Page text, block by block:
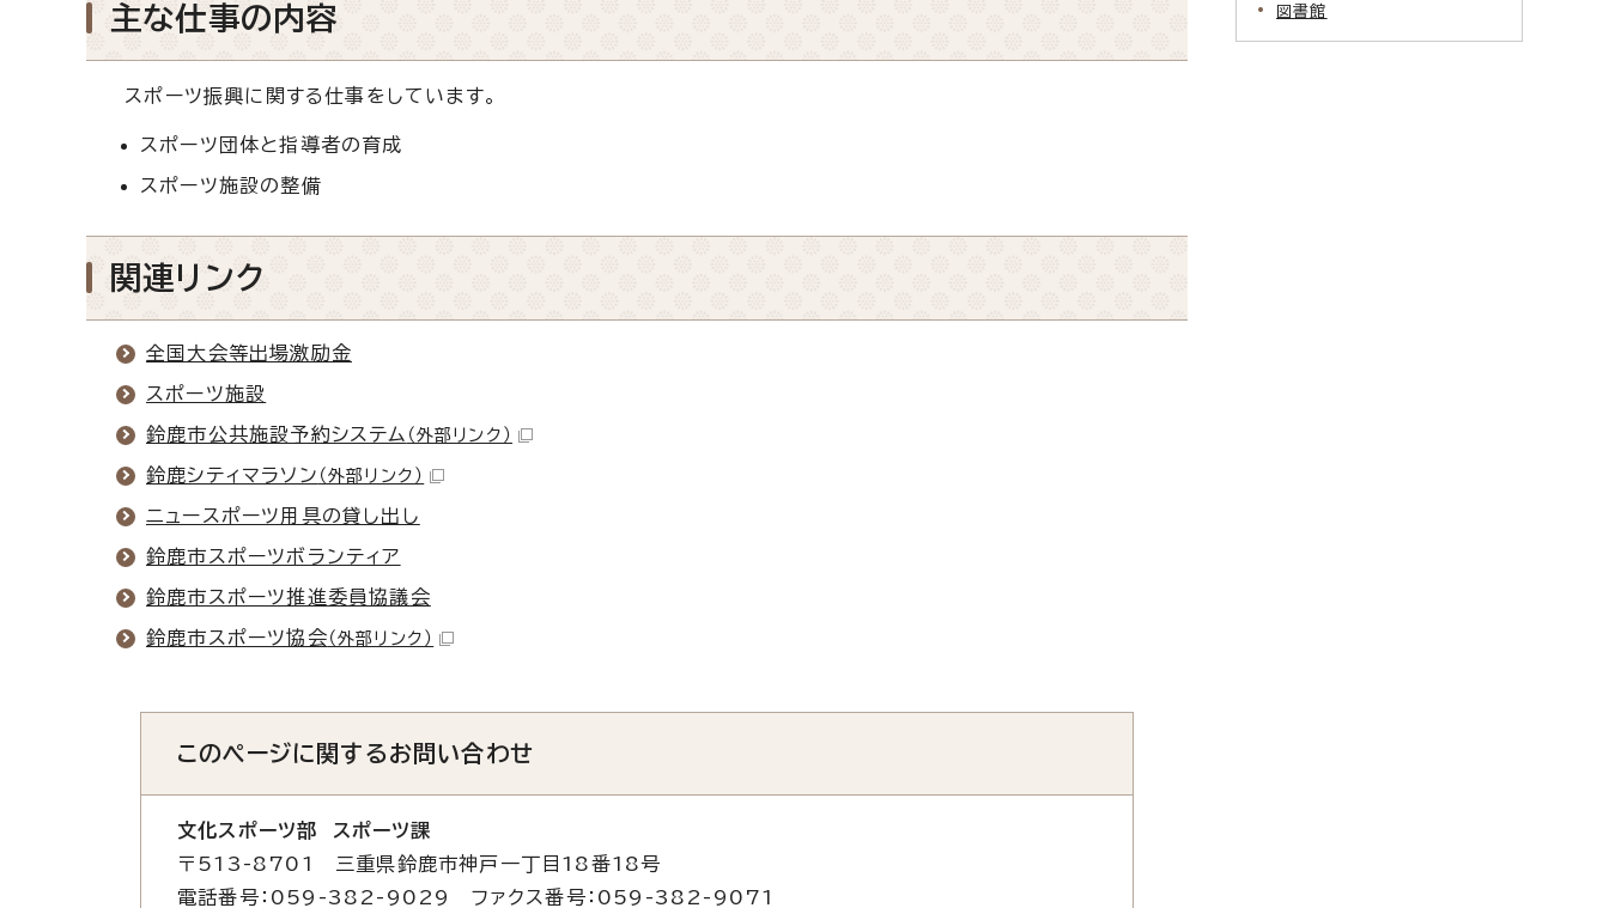
主な仕事の内容
スポーツ振興に関する仕事をしています。
スポーツ団体と指導者の育成
スポーツ施設の整備
関連リンク
全国大会等出場激励金
スポーツ施設
鈴鹿市公共施設予約システム （外部リンク）
鈴鹿シティマラソン （外部リンク）
ニュースポーツ用具の貸し出し
鈴鹿市スポーツボランティア
鈴鹿市スポーツ推進委員協議会
鈴鹿市スポーツ協会 （外部リンク）
このページに関するお問い合わせ
文化スポーツ部 スポーツ課
〒513-8701 三重県鈴鹿市神戸一丁目18番18号
電話番号：059-382-9029 ファクス番号：059-382-9071
図書館